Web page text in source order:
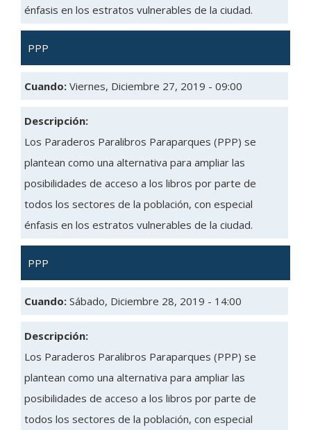
énfasis en los estratos vulnerables de la ciudad.
PPP
Cuando: Viernes, Diciembre 27, 2019 - 09:00
Descripción:
Los Paraderos Paralibros Paraparques (PPP) se
plantean como una alternativa para ampliar las
posibilidades de acceso a los libros por parte de
todos los sectores de la población, con especial
énfasis en los estratos vulnerables de la ciudad.
PPP
Cuando: Sábado, Diciembre 28, 2019 - 14:00
Descripción:
Los Paraderos Paralibros Paraparques (PPP) se
plantean como una alternativa para ampliar las
posibilidades de acceso a los libros por parte de
todos los sectores de la población, con especial